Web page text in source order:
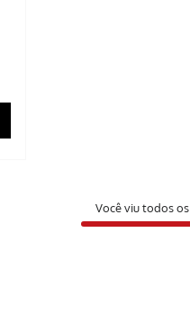
Você viu todos os